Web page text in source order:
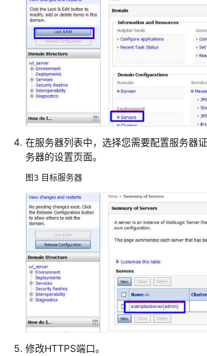
装
证
书
部
SSL
书
到
华
云
产
品
客
户
安
在服务器列表中，选择您需要配置服务器
务器的设置页面。
图3 目标服务器
修改HTTPS端口。